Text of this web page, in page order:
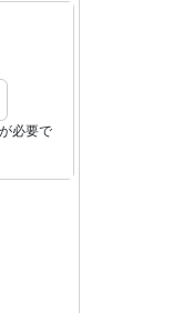
必要で